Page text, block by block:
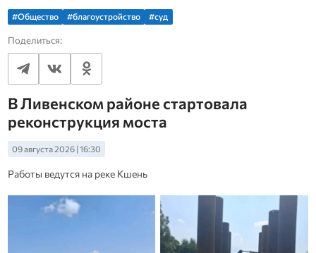
#Общество #благоустройство #суд
Поделиться:
В Ливенском районе стартовала
реконструкция моста
09 августа 2026 | 16:30
Работы ведутся на реке Кшень